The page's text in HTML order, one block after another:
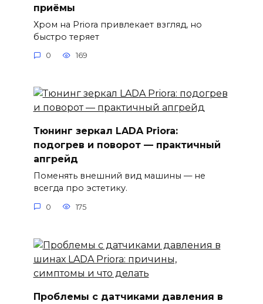
приёмы
Хром на Priora привлекает взгляд, но
быстро теряет
0 169
Тюнинг зеркал LADA Priora:
подогрев и поворот — практичный
апгрейд
Поменять внешний вид машины — не
всегда про эстетику.
0 175
Проблемы с датчиками давления в